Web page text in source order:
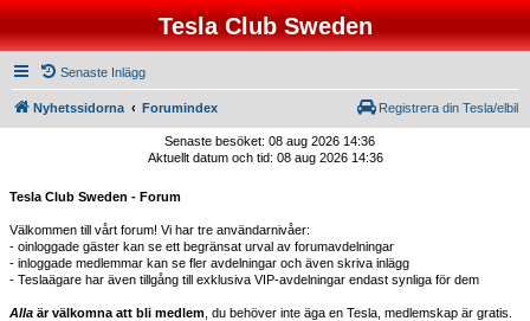
Tesla Club Sweden
Senaste Inlägg
Nyhetssidorna Forumindex Registrera din Tesla/elbil
Senaste besöket: 08 aug 2026 14:36
Aktuellt datum och tid: 08 aug 2026 14:36
Tesla Club Sweden - Forum
Välkommen till vårt forum! Vi har tre användarnivåer:
- oinloggade gäster kan se ett begränsat urval av forumavdelningar
- inloggade medlemmar kan se fler avdelningar och även skriva inlägg
- Teslaägare har även tillgång till exklusiva VIP-avdelningar endast synliga för dem
Alla är välkomna att bli medlem , du behöver inte äga en Tesla, medlemskap är gratis.